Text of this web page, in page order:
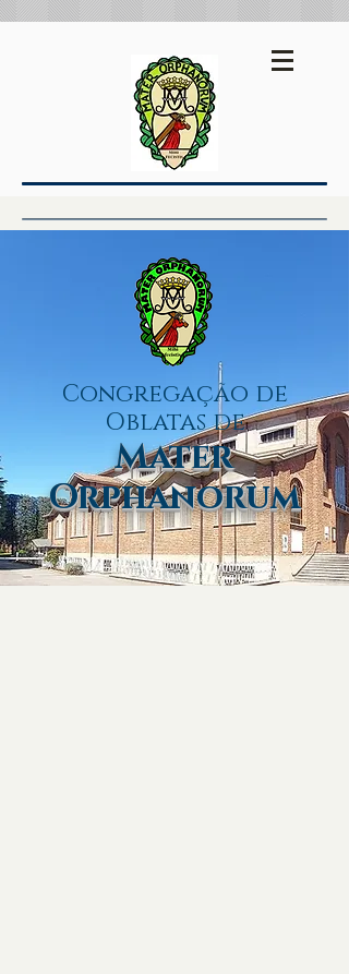
Inglês
Congregação de
Oblatas de
Mater
Orphanorum